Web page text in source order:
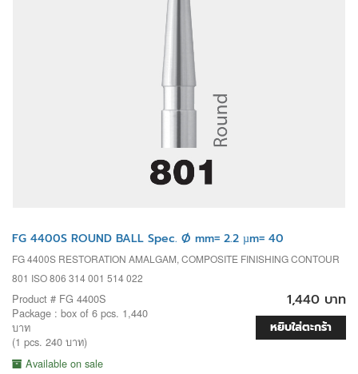
FG 4400S ROUND BALL Spec. Ø mm= 2.2 µm= 40
FG 4400S RESTORATION AMALGAM, COMPOSITE FINISHING CONTOUR
801 ISO 806 314 001 514 022
Product # FG 4400S
Package : box of 6 pcs. 1,440
บาท
(1 pcs. 240 บาท)
Available on sale
1,440 บาท
หยิบใส่ตะกร้า